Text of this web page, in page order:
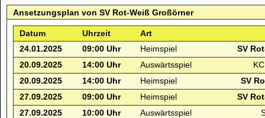
Ansetzungsplan von SV Rot-Weiß Großörner
Datum Uhrzeit
Art
24.01.2025
09:00 Uhr Heimspiel
SV
20.09.2025
14:00 Uhr Auswärtsspiel
20.09.2025
14:00 Uhr Heimspiel
SV
27.09.2025
09:00 Uhr Heimspiel
SV
27.09.2025
10:00 Uhr Auswärtsspiel